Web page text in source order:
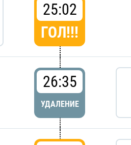
25:02
ГОЛ!!!
26:35
УДАЛЕНИЕ